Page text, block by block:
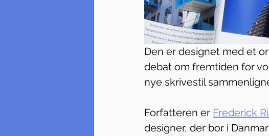
Den er designet med et
debat om fremtiden for
nye skrivestil
Forfatteren er Frederick
designer, der bor i